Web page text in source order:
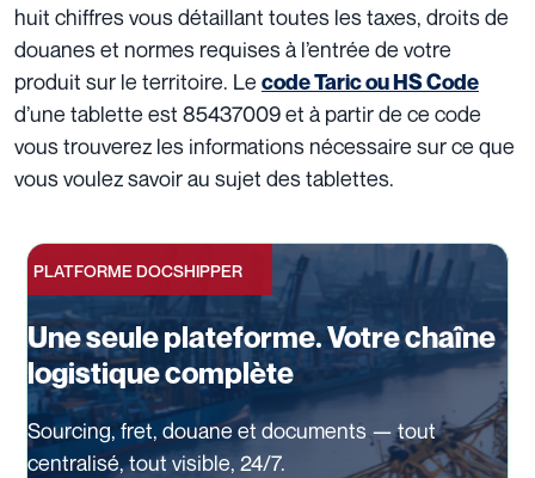
huit chiffres vous détaillant toutes les taxes, droits de
douanes et normes requises à l’entrée de votre
produit sur le territoire. Le code Taric ou HS Code
d’une tablette est 85437009 et à partir de ce code
vous trouverez les informations nécessaire sur ce que
vous voulez savoir au sujet des tablettes.
PLATFORME DOCSHIPPER
Une seule plateforme. Votre chaîne
logistique complète
Sourcing, fret, douane et documents — tout
centralisé, tout visible, 24/7.